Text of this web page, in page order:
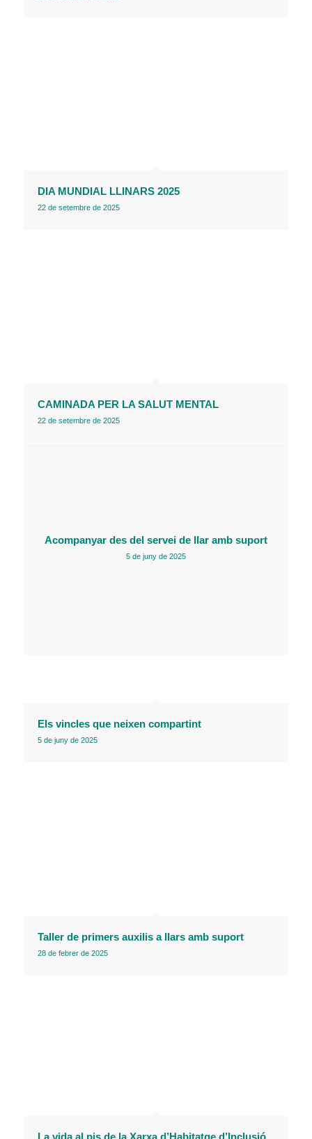
DIA MUNDIAL LLINARS 2025
22 de setembre de 2025
CAMINADA PER LA SALUT MENTAL
22 de setembre de 2025
Acompanyar des del servei de llar amb suport
5 de juny de 2025
Els vincles que neixen compartint
5 de juny de 2025
Taller de primers auxilis a llars amb suport
28 de febrer de 2025
La vida al pis de la Xarxa d’Habitatge d’Inclusió